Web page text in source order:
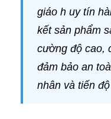
giáo h uy tín
kết sản phẩm
cường độ cao,
đảm bảo an
nhân và tiến